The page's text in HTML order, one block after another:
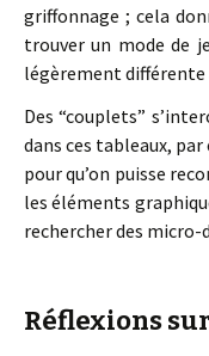
griffonnage ; cela
trouver un mode de
légèrement différente
Des “couplets”
dans ces tableaux,
pour qu’on puisse
les éléments
rechercher des
Réflexions